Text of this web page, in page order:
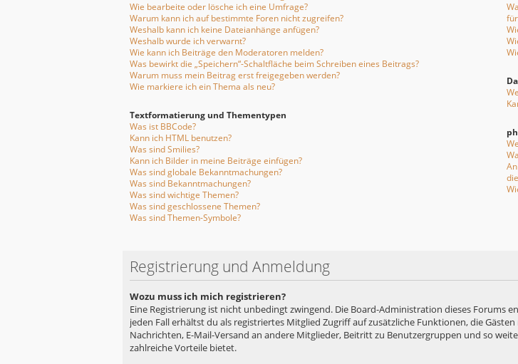
Wie bearbeite oder lösche ich eine Umfrage?
Warum kann ich auf bestimmte Foren nicht zugreifen?
Weshalb kann ich keine Dateianhänge anfügen?
Weshalb wurde ich verwarnt?
Wie kann ich Beiträge den Moderatoren melden?
Was bewirkt die „Speichern“-Schaltfläche beim Schreiben eines Beitrags?
Warum muss mein Beitrag erst freigegeben werden?
Wie markiere ich ein Thema als neu?
Textformatierung und Thementypen
Was ist BBCode?
Kann ich HTML benutzen?
Was sind Smilies?
Kann ich Bilder in meine Beiträge einfügen?
Was sind globale Bekanntmachungen?
Was sind Bekanntmachungen?
Was sind wichtige Themen?
Was sind geschlossene Themen?
Was sind Themen-Symbole?
Registrierung und Anmeldung
Wozu muss ich mich registrieren?
Eine Registrierung ist nicht unbedingt zwingend. Die Board-Administration dieses Forums
jeden Fall erhältst du als registriertes Mitglied Zugriff auf zusätzliche Funktionen, die
Nachrichten, E-Mail-Versand an andere Mitglieder, Beitritt zu Benutzergruppen und so
zahlreiche Vorteile bietet.